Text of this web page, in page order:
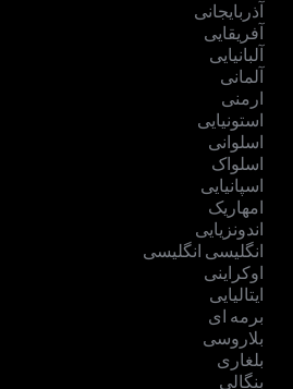
آذربایجانی
آفریقایی
آلبانیایی
آلمانی
ارمنی
استونیایی
اسلوانی
اسلواک
اسپانیایی
امهاریک
اندونزیایی
انگلیسی انگلیسی
اوکراینی
ایتالیایی
برمه ای
بلاروسی
بلغاری
بنگالی